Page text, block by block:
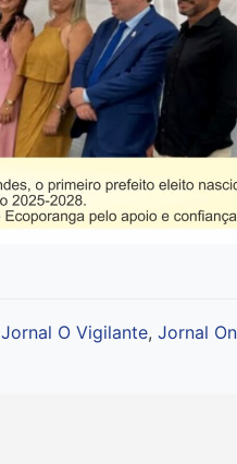
Jornal O Vigilante, Jornal